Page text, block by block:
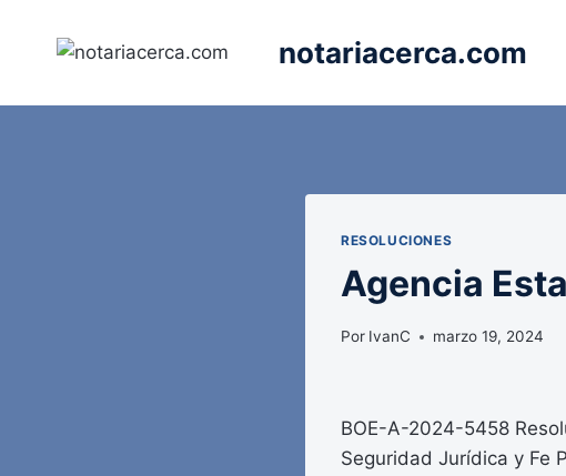
notariacerca.com
RESOLUCIONES
Agencia
Por IvanC marzo 19, 2024
BOE-A-2024-5458
Seguridad Jurídica y Fe